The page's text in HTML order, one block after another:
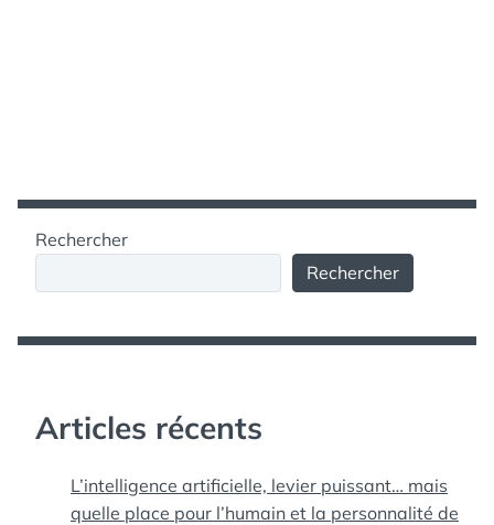
Rechercher
Rechercher
Articles récents
L’intelligence artificielle, levier puissant… mais
quelle place pour l’humain et la personnalité de